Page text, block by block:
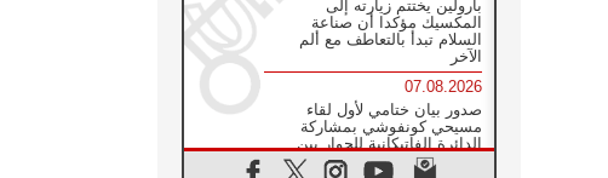
بارولين يختتم زيارته إلى
المكسيك مؤكدا أن صناعة
السلام تبدأ بالتعاطف مع ألم
الآخر
07.08.2026
صدور بيان ختامي لأول لقاء
مسيحي كونفوشي بمشاركة
الدائرة الفاتيكانية للحوار بين